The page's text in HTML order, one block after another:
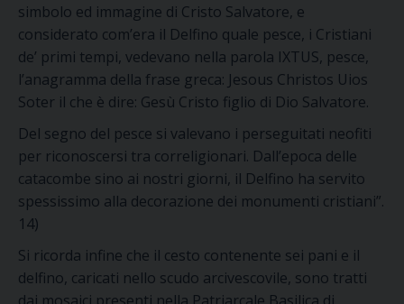
simbolo ed immagine di Cristo Salvatore, e
considerato com’era il Delfino quale pesce, i Cristiani
de’ primi tempi, vedevano nella parola IXTUS, pesce,
l’anagramma della frase greca: Jesous Christos Uios
Soter il che è dire: Gesù Cristo figlio di Dio Salvatore.
Del segno del pesce si valevano i perseguitati neofiti
per riconoscersi tra correligionari. Dall’epoca delle
catacombe sino ai nostri giorni, il Delfino ha servito
spessissimo alla decorazione dei monumenti cristiani”.
14)
Si ricorda infine che il cesto contenente sei pani e il
delfino, caricati nello scudo arcivescovile, sono tratti